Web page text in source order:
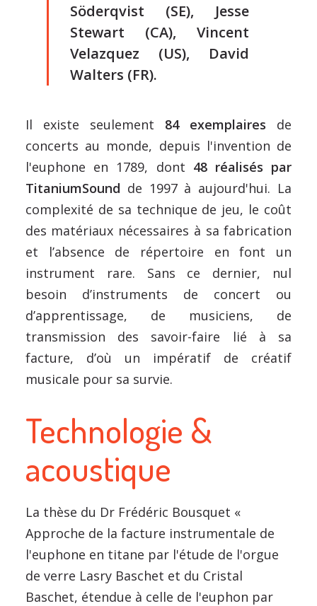
Söderqvist (SE), Jesse
Stewart (CA), Vincent
Velazquez (US), David
Walters (FR).
Il existe seulement 84 exemplaires de
concerts au monde, depuis l'invention de
l'euphone en 1789, dont 48 réalisés par
TitaniumSound de 1997 à aujourd'hui. La
complexité de sa technique de jeu, le coût
des matériaux nécessaires à sa fabrication
et l’absence de répertoire en font un
instrument rare. Sans ce dernier, nul
besoin d’instruments de concert ou
d’apprentissage, de musiciens, de
transmission des savoir-faire lié à sa
facture, d’où un impératif de créatif
musicale pour sa survie.
Technologie &
acoustique
La thèse du Dr Frédéric Bousquet «
Approche de la facture instrumentale de
l'euphone en titane par l'étude de l'orgue
de verre Lasry Baschet et du Cristal
Baschet, étendue à celle de l'euphon par